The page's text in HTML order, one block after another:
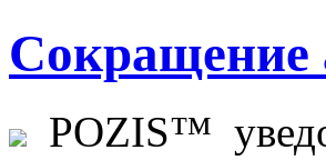
Сокращение
POZIS™